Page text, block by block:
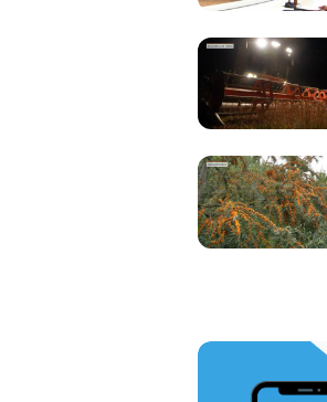
https://t.me/